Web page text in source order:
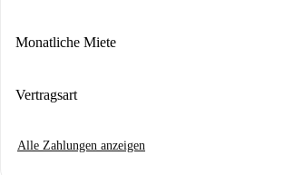
Monatliche Miete
Vertragsart
Alle Zahlungen anzeigen